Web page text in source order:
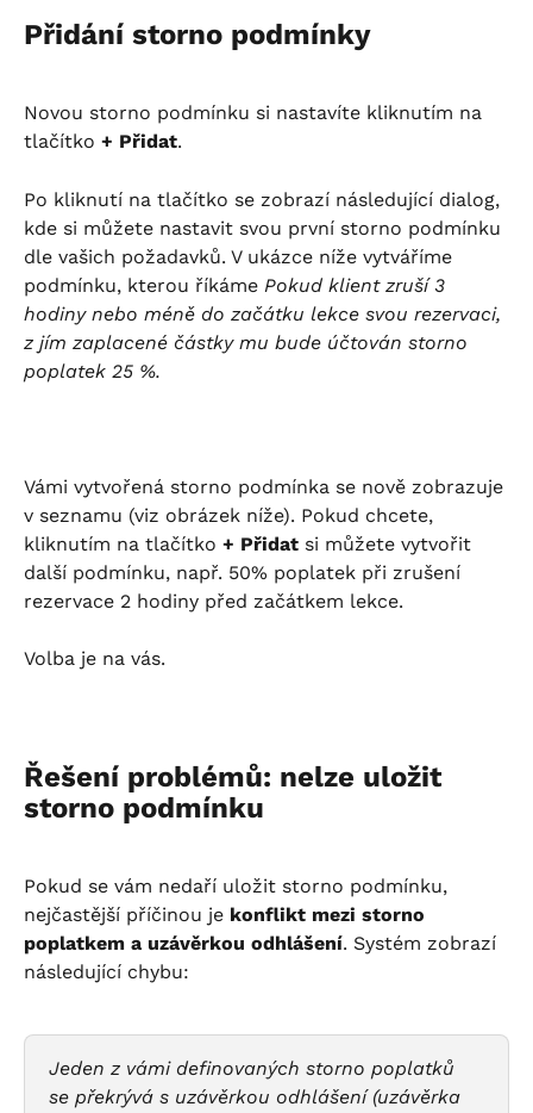
Přidání storno podmínky
Novou storno podmínku si nastavíte kliknutím na
tlačítko + Přidat.
Po kliknutí na tlačítko se zobrazí následující dialog,
kde si můžete nastavit svou první storno podmínku
dle vašich požadavků. V ukázce níže vytváříme
podmínku, kterou říkáme Pokud klient zruší 3
hodiny nebo méně do začátku lekce svou rezervaci,
z jím zaplacené částky mu bude účtován storno
poplatek 25 %.
Vámi vytvořená storno podmínka se nově zobrazuje
v seznamu (viz obrázek níže). Pokud chcete,
kliknutím na tlačítko + Přidat si můžete vytvořit
další podmínku, např. 50% poplatek při zrušení
rezervace 2 hodiny před začátkem lekce.
Volba je na vás.
Řešení problémů: nelze uložit
storno podmínku
Pokud se vám nedaří uložit storno podmínku,
nejčastější příčinou je konflikt mezi storno
poplatkem a uzávěrkou odhlášení. Systém zobrazí
následující chybu:
Jeden z vámi definovaných storno poplatků
se překrývá s uzávěrkou odhlášení (uzávěrka